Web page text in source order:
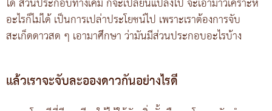
อะไรก็ไม่ได้ เป็นการเปล่าประโยชน์ไป เพราะเราต้องการจับ
สะเก็ดดาวสด ๆ เอามาศึกษา ว่ามันมีส่วนประกอบอะไรบ้าง
แล้วเราจะจับละอองดาวกันอย่างไรดี